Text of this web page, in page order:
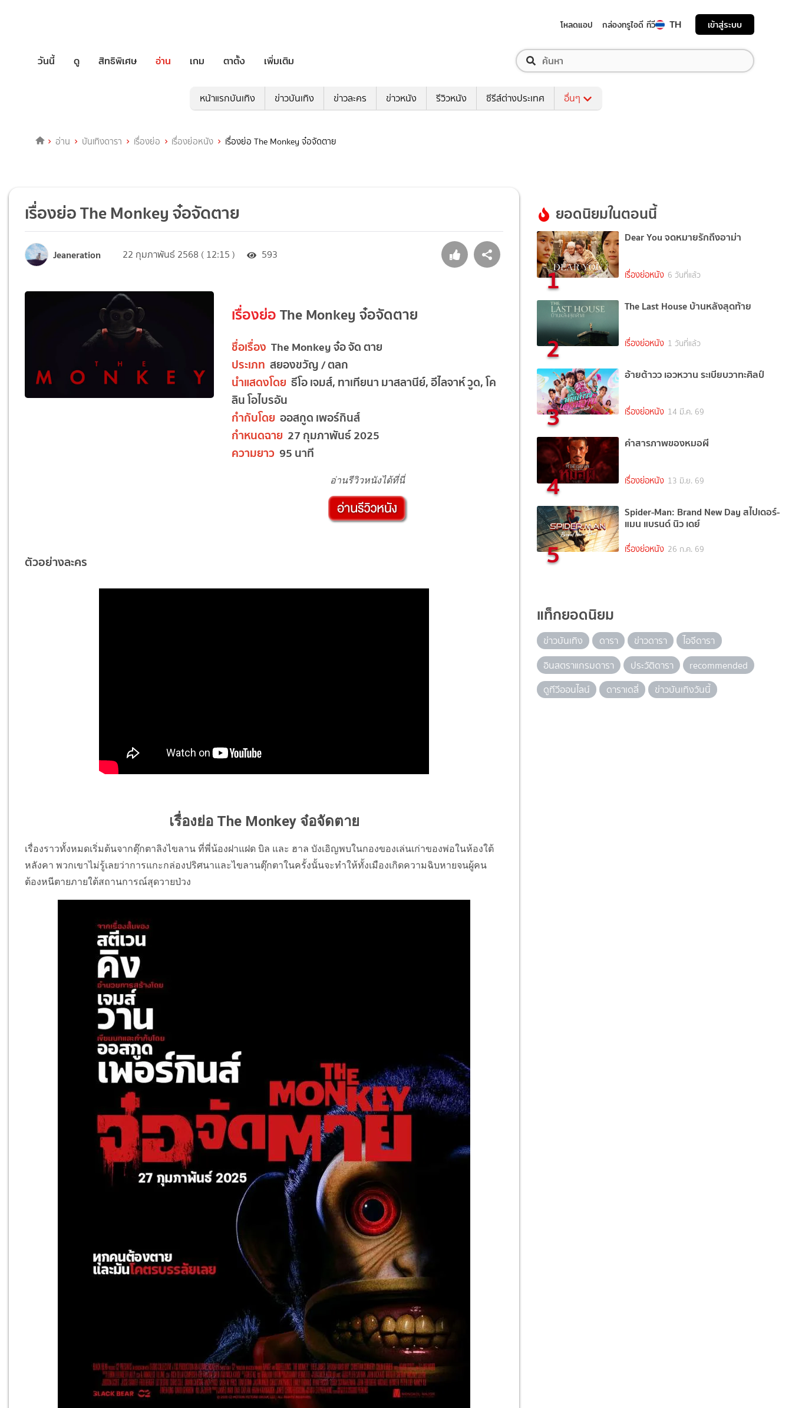
โหลดแอป กล่องทรูไอดี ทีวี TH เข้าสู่ระบบ
วันนี้ ดู สิทธิพิเศษ อ่าน เกม ตาตั้ง เพิ่มเติม
หน้าแรกบันเทิง ข่าวบันเทิง ข่าวละคร ข่าวหนัง รีวิวหนัง ซีรีส์ต่างประเทศ อื่นๆ
อ่าน บันเทิงดารา เรื่องย่อ เรื่องย่อหนัง เรื่องย่อ The Monkey จ๋อจัดตาย
เรื่องย่อ The Monkey จ๋อจัดตาย
Jeaneration 22 กุมภาพันธ์ 2568 ( 12:15 ) 593
เรื่องย่อThe Monkey จ๋อจัดตาย
ชื่อเรื่อง The Monkey จ๋อ จัด ตาย
ประเภท สยองขวัญ / ตลก
นำแสดงโดย ธีโอ เจมส์, ทาเทียนา มาสลานีย์, อีไลจาห์ วูด, โค
ลิน โอไบรอัน
กำกับโดย ออสกูด เพอร์กินส์
กำหนดฉาย 27 กุมภาพันธ์ 2025
ความยาว 95 นาที
อ่านรีวิวหนังได้ที่นี่
ตัวอย่างละคร
เรื่องย่อ The Monkey จ๋อจัดตาย
เรื่องราวทั้งหมดเริ่มต้นจากตุ๊กตาลิงไขลาน ที่พี่น้องฝาแฝด บิล และ ฮาล บังเอิญพบในกองของเล่นเก่าของพ่อในห้องใต้
หลังคา พวกเขาไม่รู้เลยว่าการแกะกล่องปริศนาและไขลานตุ๊กตาในครั้งนั้นจะทำให้ทั้งเมืองเกิดความฉิบหายจนผู้คน
ต้องหนีตายภายใต้สถานการณ์สุดวายป่วง
ยอดนิยมในตอนนี้
1
Dear You จดหมายรักถึงอาม่า
เรื่องย่อหนัง 6 วันที่แล้ว
2
The Last House บ้านหลังสุดท้าย
เรื่องย่อหนัง 1 วันที่แล้ว
3
อ้ายต้าวว เอวหวาน ระเบียบวาทะศิลป์
เรื่องย่อหนัง 14 มี.ค. 69
4
คำสารภาพของหมอผี
เรื่องย่อหนัง 13 มิ.ย. 69
5
Spider-Man: Brand New Day สไปเดอร์-
แมน แบรนด์ นิว เดย์
เรื่องย่อหนัง 26 ก.ค. 69
แท็กยอดนิยม
ข่าวบันเทิง ดารา ข่าวดารา
ไอจีดารา
อินสตราแกรมดารา
ประวัติดารา
recommended
ดูทีวีออนไลน์
ดาราเดลี่ ข่าวบันเทิงวันนี้